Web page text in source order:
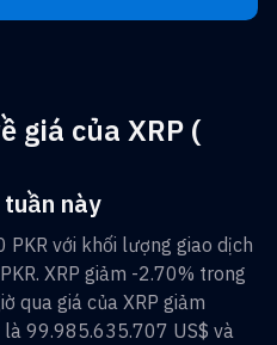
giá của XRP (
này
PKR với khối lượng giao dịch
. XRP giảm -2.70% trong
qua giá của XRP giảm
là 99.985.635.707 US$ và